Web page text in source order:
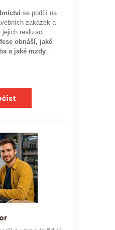
se podílí na
zakázek a
jejich realizaci.
obnáší, jaké
a jaké mzdy